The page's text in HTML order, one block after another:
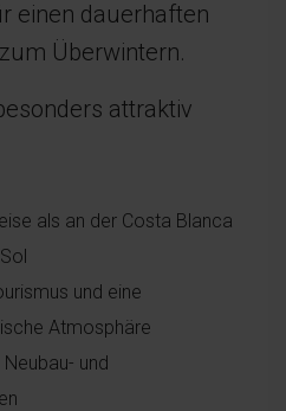
einen dauerhaften
Überwintern.
attraktiv
als an der Costa Blanca
und eine
Atmosphäre
und